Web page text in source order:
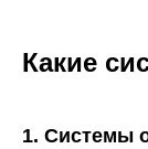
Какие
1. Системы